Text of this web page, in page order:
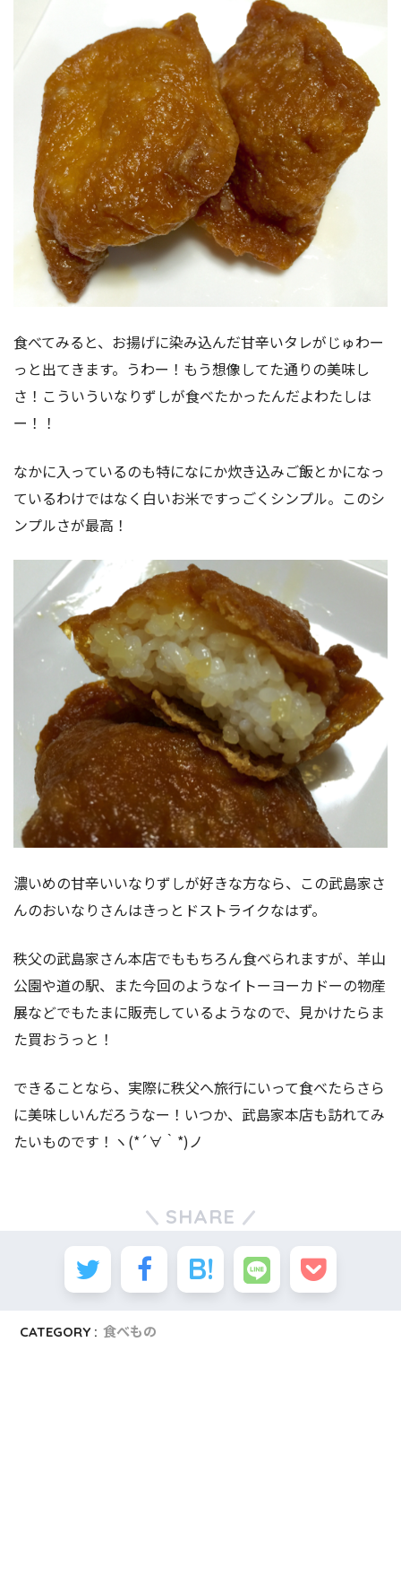
食べてみると、お揚げに染み込んだ甘辛いタレがじゅわー
っと出てきます。うわー！もう想像してた通りの美味し
さ！こういういなりずしが食べたかったんだよわたしは
ー！！
なかに入っているのも特になにか炊き込みご飯とかになっ
ているわけではなく白いお米ですっごくシンプル。このシ
ンプルさが最高！
濃いめの甘辛いいなりずしが好きな方なら、この武島家さ
んのおいなりさんはきっとドストライクなはず。
秩父の武島家さん本店でももちろん食べられますが、羊山
公園や道の駅、また今回のようなイトーヨーカドーの物産
展などでもたまに販売しているようなので、見かけたらま
た買おうっと！
できることなら、実際に秩父へ旅行にいって食べたらさら
に美味しいんだろうなー！いつか、武島家本店も訪れてみ
たいものです！ヽ(*´∀｀*)ノ
SHARE
CATEGORY : 食べもの